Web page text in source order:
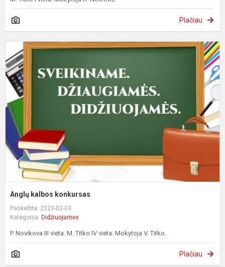
Plačiau
Anglų kalbos konkursas
Paskelbta: 2023-02-03
Kategorija: Didžiuojamės
P. Novikova III vieta. M. Titko IV vieta. Mokytoja V. Titko.
Plačiau